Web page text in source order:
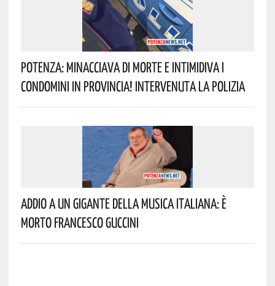
Potenza: Minacciava Di Morte E Intimidiva I
Condomini In Provincia! Intervenuta La Polizia
Addio A Un Gigante Della Musica Italiana: È
Morto Francesco Guccini